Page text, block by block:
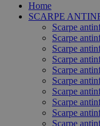
Home
SCARPE
Scarpe
Scarpe
Scarpe
Scarpe
Scarpe
Scarpe
Scarpe
Scarpe
Scarpe
Scarpe